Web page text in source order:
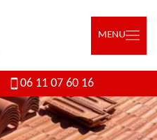
MENU
06 11 07 60 16